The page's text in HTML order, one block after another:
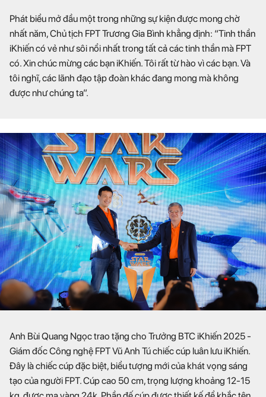
Phát biểu mở đầu một trong những sự kiện được mong chờ
nhất năm, Chủ tịch FPT Trương Gia Bình khẳng định: “Tinh thần
iKhiến có vẻ như sôi nổi nhất trong tất cả các tinh thần mà FPT
có. Xin chúc mừng các bạn iKhiến. Tôi rất từ hào vì các bạn. Và
tôi nghĩ, các lãnh đạo tập đoàn khác đang mong mà không
được như chúng ta”.
Anh Bùi Quang Ngọc trao tặng cho Trưởng BTC iKhiến 2025 -
Giám đốc Công nghệ FPT Vũ Anh Tú chiếc cúp luân lưu iKhiến.
Đây là chiếc cúp đặc biệt, biểu tượng mới của khát vọng sáng
tạo của người FPT. Cúp cao 50 cm, trọng lượng khoảng 12-15